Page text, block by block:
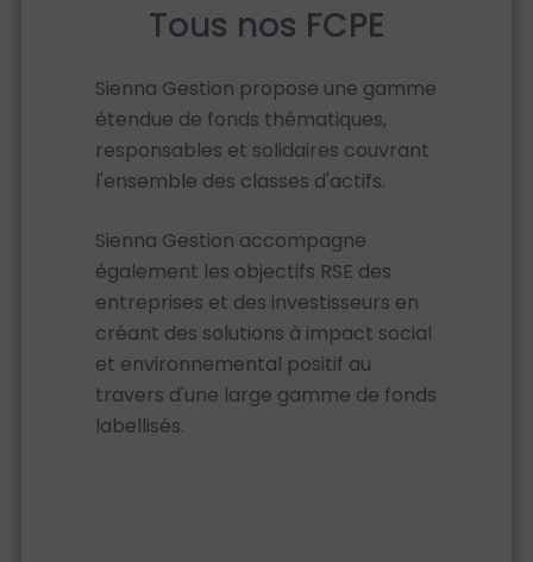
Tous nos FCPE
Sienna Gestion propose une gamme
étendue de fonds thématiques,
responsables et solidaires couvrant
l'ensemble des classes d'actifs.
Sienna Gestion accompagne
également les objectifs RSE des
entreprises et des investisseurs en
créant des solutions à impact social
et environnemental positif au
travers d'une large gamme de fonds
labellisés.